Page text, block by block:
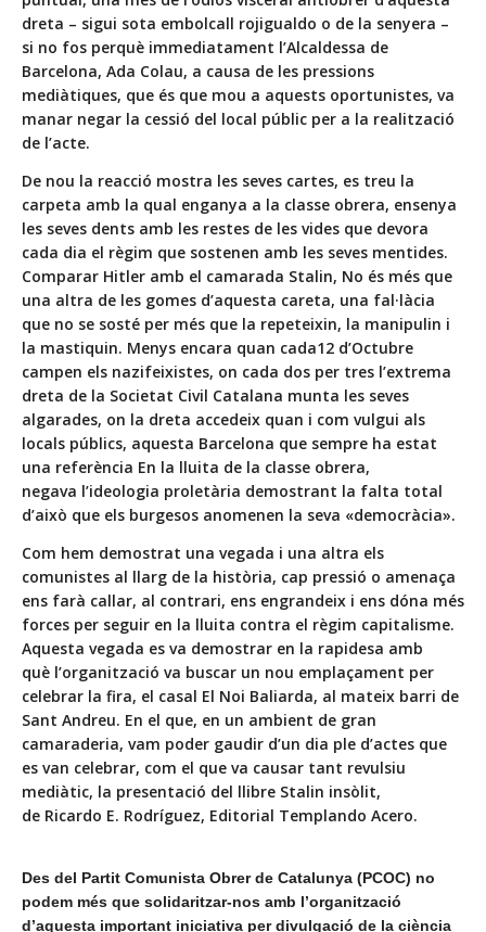
dreta – sigui sota embolcall rojigualdo o de la senyera –
si no fos perquè immediatament l’Alcaldessa de
Barcelona, Ada Colau, a causa de les pressions
mediàtiques, que és que mou a aquests oportunistes, va
manar negar la cessió del local públic per a la realització
de l’acte.
De nou la reacció mostra les seves cartes, es treu la
carpeta amb la qual enganya a la classe obrera, ensenya
les seves dents amb les restes de les vides que devora
cada dia el règim que sostenen amb les seves mentides.
Comparar Hitler amb el camarada Stalin, No és més que
una altra de les gomes d’aquesta careta, una fal·làcia
que no se sosté per més que la repeteixin, la manipulin i
la mastiquin. Menys encara quan cada12 d’Octubre
campen els nazifeixistes, on cada dos per tres l’extrema
dreta de la Societat Civil Catalana munta les seves
algarades, on la dreta accedeix quan i com vulgui als
locals públics, aquesta Barcelona que sempre ha estat
una referència En la lluita de la classe obrera,
negava l’ideologia proletària demostrant la falta total
d’això que els burgesos anomenen la seva «democràcia».
Com hem demostrat una vegada i una altra els
comunistes al llarg de la història, cap pressió o amenaça
ens farà callar, al contrari, ens engrandeix i ens dóna més
forces per seguir en la lluita contra el règim capitalisme.
Aquesta vegada es va demostrar en la rapidesa amb
què l’organització va buscar un nou emplaçament per
celebrar la fira, el casal El Noi Baliarda, al mateix barri de
Sant Andreu. En el que, en un ambient de gran
camaraderia, vam poder gaudir d’un dia ple d’actes que
es van celebrar, com el que va causar tant revulsiu
mediàtic, la presentació del llibre Stalin insòlit,
de Ricardo E. Rodríguez, Editorial Templando Acero.
Des del Partit Comunista Obrer de Catalunya (PCOC) no
podem més que solidaritzar-nos amb l’organització
d’aquesta important iniciativa per divulgació de la ciència